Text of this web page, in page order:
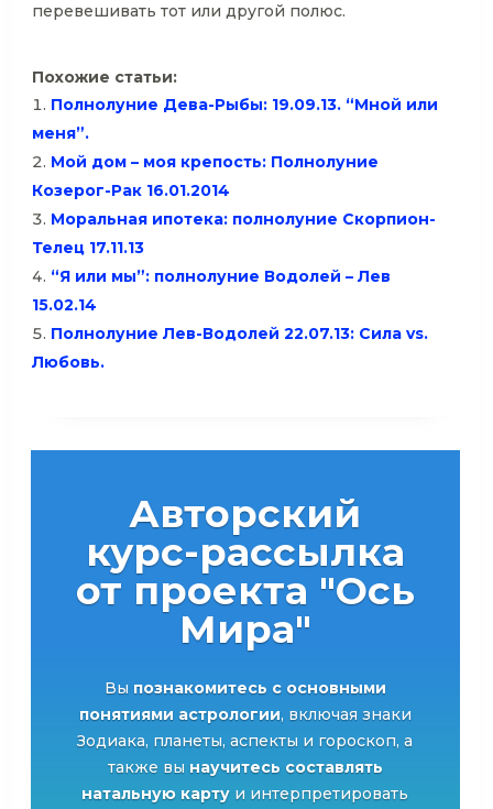
перевешивать тот или другой полюс.
Похожие статьи:
Полнолуние Дева-Рыбы: 19.09.13. “Мной или
меня”.
Мой дом – моя крепость: Полнолуние
Козерог-Рак 16.01.2014
Моральная ипотека: полнолуние Скорпион-
Телец 17.11.13
“Я или мы”: полнолуние Водолей – Лев
15.02.14
Полнолуние Лев-Водолей 22.07.13: Сила vs.
Любовь.
Авторский
курс-рассылка
от проекта "Ось
Мира"
Вы познакомитесь с основными
понятиями астрологии, включая знаки
Зодиака, планеты, аспекты и гороскоп, а
также вы научитесь составлять
натальную карту и интерпретировать